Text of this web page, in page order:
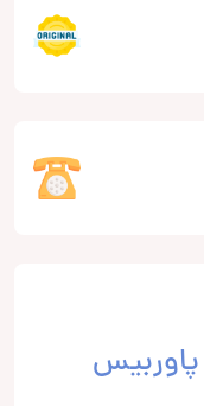
5 اینچی پاوربیس